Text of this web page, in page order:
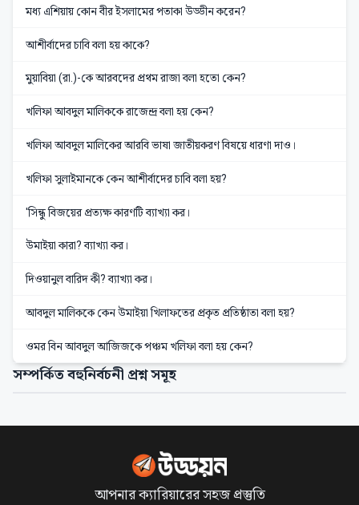
মধ্য এশিয়ায় কোন বীর ইসলামের পতাকা উড্ডীন করেন?
আশীর্বাদের চাবি বলা হয় কাকে?
মুয়াবিয়া (রা.)-কে আরবদের প্রথম রাজা বলা হতো কেন?
খলিফা আবদুল মালিককে রাজেন্দ্র বলা হয় কেন?
খলিফা আবদুল মালিকের আরবি ভাষা জাতীয়করণ বিষয়ে ধারণা দাও।
খলিফা সুলাইমানকে কেন আশীর্বাদের চাবি বলা হয়?
'সিন্ধু বিজয়ের প্রত্যক্ষ কারণটি ব্যাখ্যা কর।
উমাইয়া কারা? ব্যাখ্যা কর।
দিওয়ানুল বারিদ কী? ব্যাখ্যা কর।
আবদুল মালিককে কেন উমাইয়া খিলাফতের প্রকৃত প্রতিষ্ঠাতা বলা হয়?
ওমর বিন আবদুল আজিজকে পঞ্চম খলিফা বলা হয় কেন?
সম্পর্কিত বহুনির্বচনী প্রশ্ন সমূহ
আপনার ক্যারিয়ারের সহজ প্রস্তুতি